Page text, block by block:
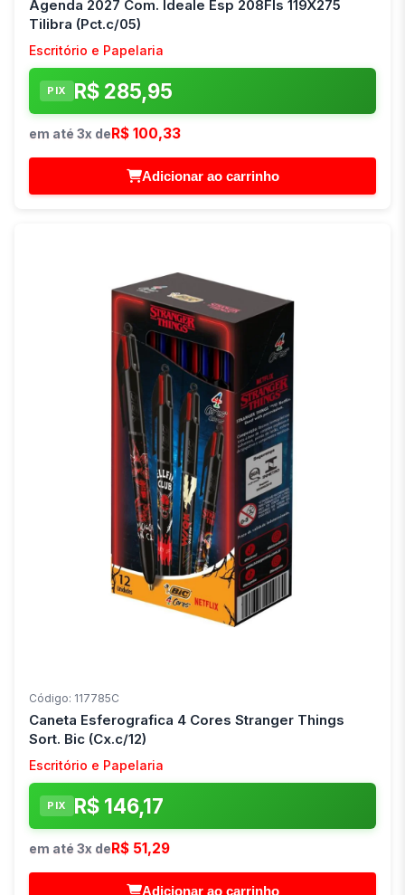
Agenda 2027 Com. Ideale Esp 208Fls 119X275
Tilibra (Pct.c/05)
Escritório e Papelaria
PIX R$ 285,95
em até 3x deR$ 100,33
Adicionar ao carrinho
Código: 117785C
Caneta Esferografica 4 Cores Stranger Things
Sort. Bic (Cx.c/12)
Escritório e Papelaria
PIX R$ 146,17
em até 3x de R$ 51,29
Adicionar ao carrinho